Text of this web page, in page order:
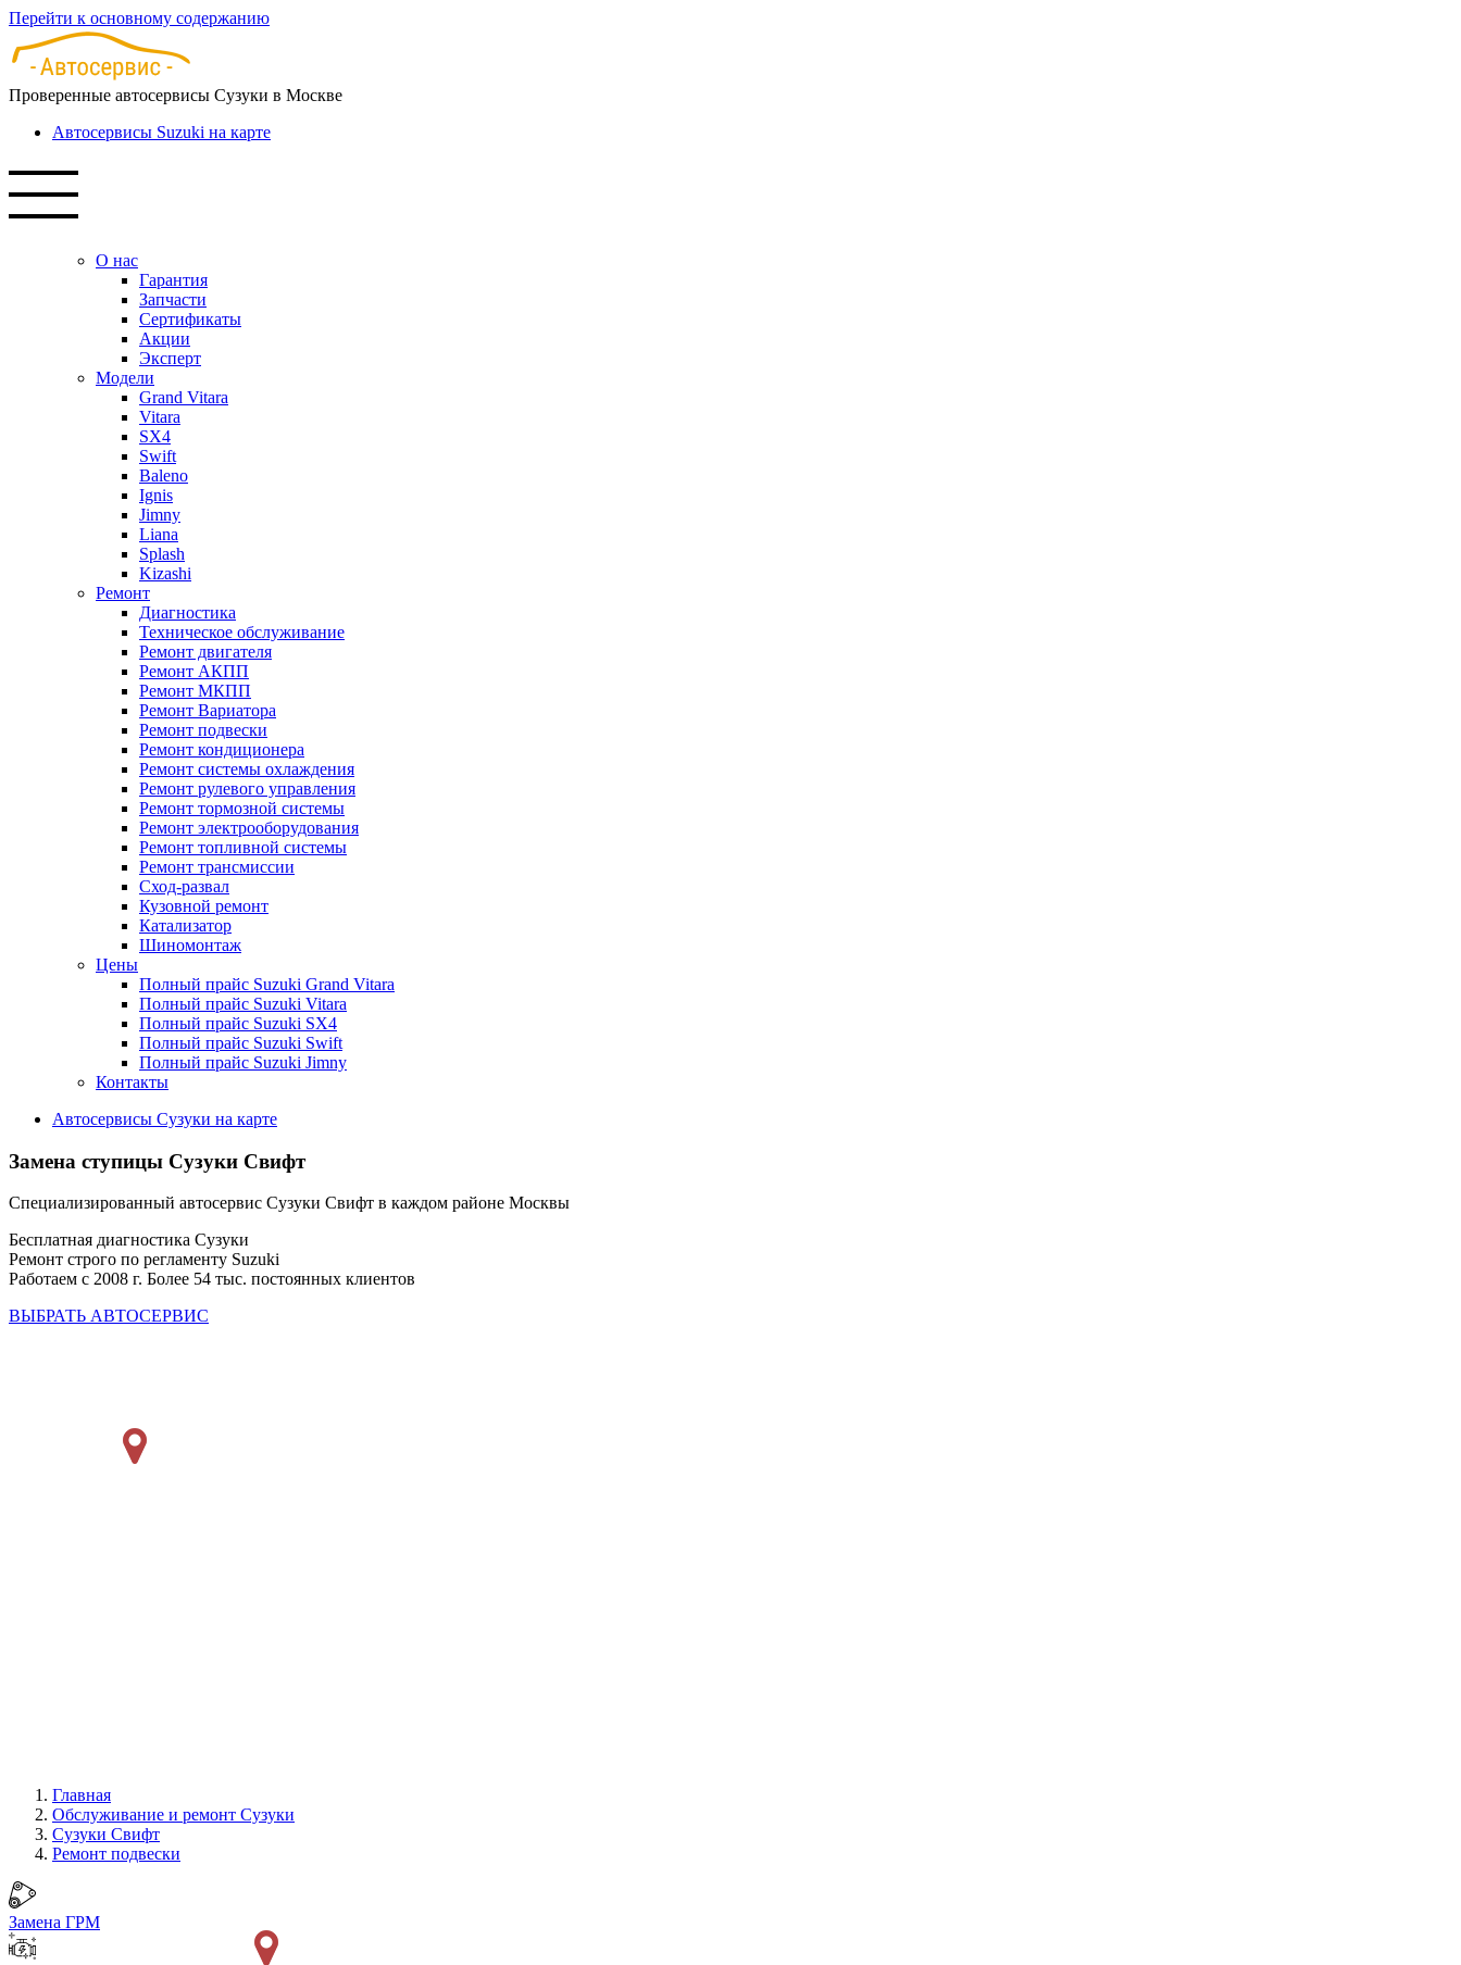
Перейти к основному содержанию
Проверенные автосервисы Сузуки в Москве
Автосервисы Suzuki на карте
О нас
Гарантия
Запчасти
Сертификаты
Акции
Эксперт
Модели
Grand Vitara
Vitara
SX4
Swift
Baleno
Ignis
Jimny
Liana
Splash
Kizashi
Ремонт
Диагностика
Техническое обслуживание
Ремонт двигателя
Ремонт АКПП
Ремонт МКПП
Ремонт Вариатора
Ремонт подвески
Ремонт кондиционера
Ремонт системы охлаждения
Ремонт рулевого управления
Ремонт тормозной системы
Ремонт электрооборудования
Ремонт топливной системы
Ремонт трансмиссии
Сход-развал
Кузовной ремонт
Катализатор
Шиномонтаж
Цены
Полный прайс Suzuki Grand Vitara
Полный прайс Suzuki Vitara
Полный прайс Suzuki SX4
Полный прайс Suzuki Swift
Полный прайс Suzuki Jimny
Контакты
Автосервисы Сузуки на карте
Замена ступицы Сузуки Свифт
Специализированный автосервис Сузуки Свифт в каждом районе Москвы
Бесплатная диагностика Сузуки
Ремонт строго по регламенту Suzuki
Работаем с 2008 г. Более 54 тыс. постоянных клиентов
ВЫБРАТЬ АВТОСЕРВИС
Главная
Обслуживание и ремонт Сузуки
Сузуки Свифт
Ремонт подвески
Замена ГРМ